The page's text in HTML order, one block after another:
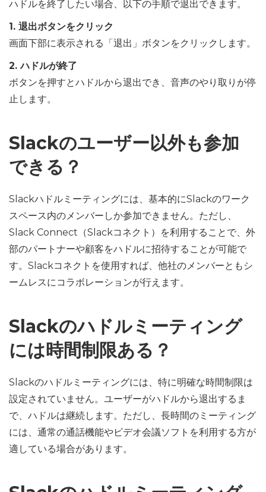
ハドルを終了したい場合、以下の手順で退出できます。
1. 退出ボタンをクリック
画面下部に表示される「退出」ボタンをクリックします。
2. ハドルが終了
ボタンを押すとハドルから退出でき、音声のやり取りが停
止します。
Slackのユーザー以外も参加
できる？
Slackハドルミーティングには、基本的にSlackのワーク
スペース内のメンバーしか参加できません。ただし、
Slack Connect（Slackコネクト）を利用することで、外
部のパートナーや顧客をハドルに招待することが可能で
す。Slackコネクトを使用すれば、他社のメンバーともシ
ームレスにコラボレーションが行えます。
Slackのハドルミーティング
には時間制限ある？
Slackのハドルミーティングには、特に明確な時間制限は
設定されていません。ユーザーがハドルから退出するま
で、ハドルは継続します。ただし、長時間のミーティング
には、通常の通話機能やビデオ会議ソフトを利用する方が
適している場合があります。